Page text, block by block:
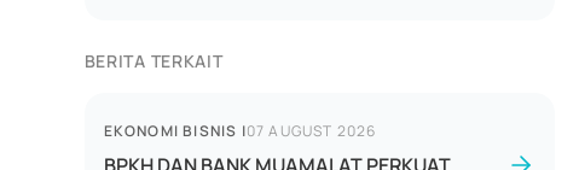
BERITA TERKAIT
EKONOMI BISNIS |07 AUGUST 2026